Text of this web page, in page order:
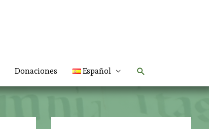
Donaciones Español Buscar